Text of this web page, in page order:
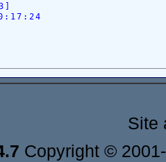
Site
Copyright ©